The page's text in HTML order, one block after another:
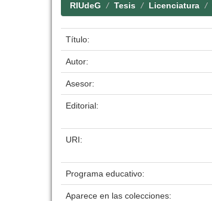
RIUdeG Tesis Licenciatura
Título:
Autor:
Asesor:
Editorial:
URI:
Programa educativo:
Aparece en las colecciones: